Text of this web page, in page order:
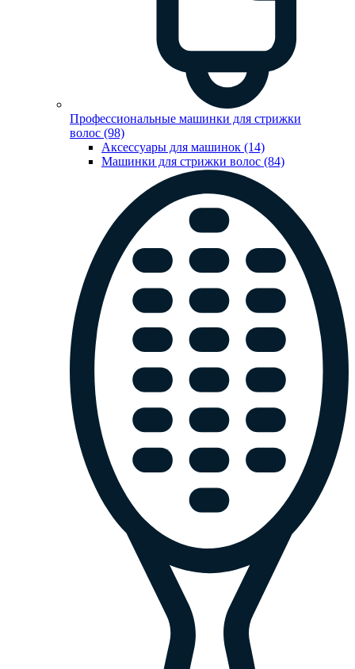
Профессиональные машинки для стрижки
волос (98)
Аксессуары для машинок (14)
Машинки для стрижки волос (84)